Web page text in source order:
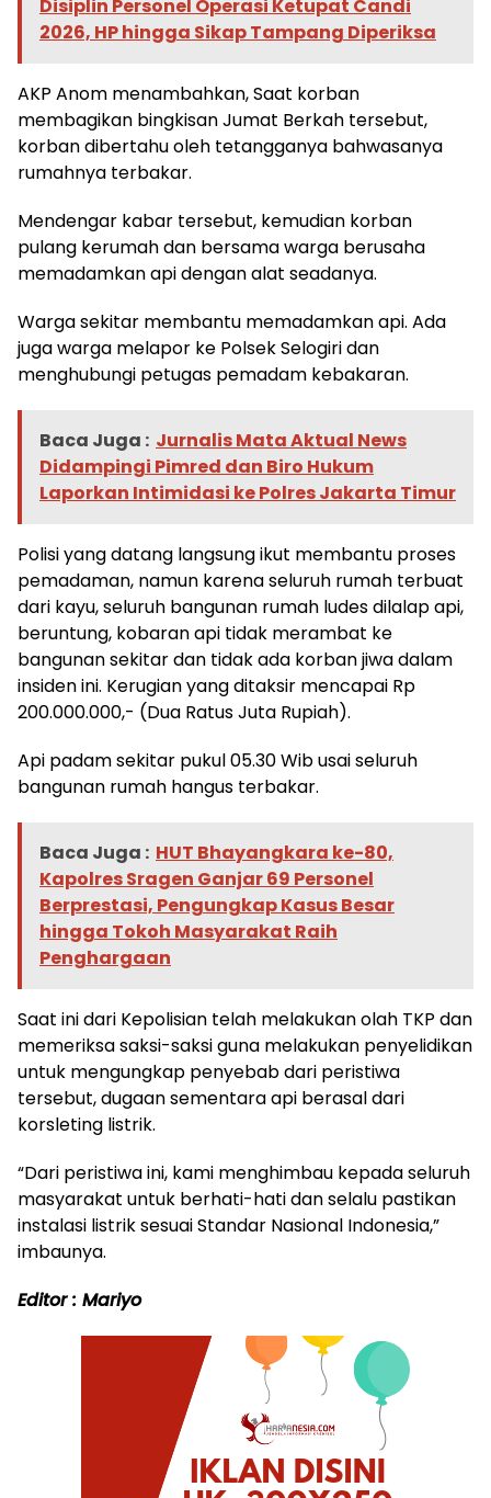
Disiplin Personel Operasi Ketupat Candi
2026, HP hingga Sikap Tampang Diperiksa
AKP Anom menambahkan, Saat korban
membagikan bingkisan Jumat Berkah tersebut,
korban dibertahu oleh tetangganya bahwasanya
rumahnya terbakar.
Mendengar kabar tersebut, kemudian korban
pulang kerumah dan bersama warga berusaha
memadamkan api dengan alat seadanya.
Warga sekitar membantu memadamkan api. Ada
juga warga melapor ke Polsek Selogiri dan
menghubungi petugas pemadam kebakaran.
Baca Juga : Jurnalis Mata Aktual News
Didampingi Pimred dan Biro Hukum
Laporkan Intimidasi ke Polres Jakarta Timur
Polisi yang datang langsung ikut membantu proses
pemadaman, namun karena seluruh rumah terbuat
dari kayu, seluruh bangunan rumah ludes dilalap api,
beruntung, kobaran api tidak merambat ke
bangunan sekitar dan tidak ada korban jiwa dalam
insiden ini. Kerugian yang ditaksir mencapai Rp
200.000.000,- (Dua Ratus Juta Rupiah).
Api padam sekitar pukul 05.30 Wib usai seluruh
bangunan rumah hangus terbakar.
Baca Juga : HUT Bhayangkara ke-80,
Kapolres Sragen Ganjar 69 Personel
Berprestasi, Pengungkap Kasus Besar
hingga Tokoh Masyarakat Raih
Penghargaan
Saat ini dari Kepolisian telah melakukan olah TKP dan
memeriksa saksi-saksi guna melakukan penyelidikan
untuk mengungkap penyebab dari peristiwa
tersebut, dugaan sementara api berasal dari
korsleting listrik.
“Dari peristiwa ini, kami menghimbau kepada seluruh
masyarakat untuk berhati-hati dan selalu pastikan
instalasi listrik sesuai Standar Nasional Indonesia,”
imbaunya.
Editor : Mariyo